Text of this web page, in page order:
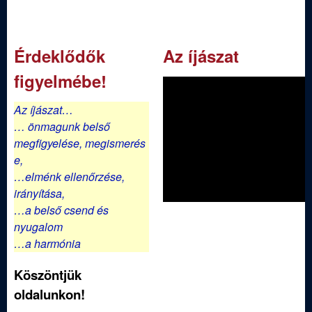
l
a
k
Érdeklődők
figyelmébe!
Az íjászat…
… önmagunk belső
megfigyelése, megismerés
e,
…elménk ellenőrzése,
irányítása,
…a belső csend és
nyugalom
…a harmónia
Köszöntjük
oldalunkon!
Az íjászat